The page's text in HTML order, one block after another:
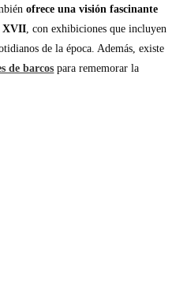
ofrece una visión fascinante
XVII, con exhibiciones que incluyen
de la época. Además, existe
de barcos para rememorar la